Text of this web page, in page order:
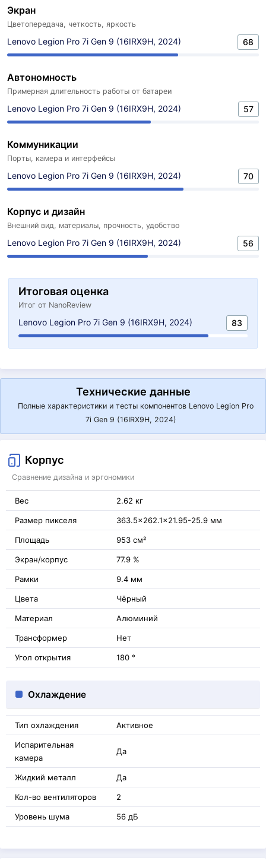
Экран
Цветопередача, четкость, яркость
Lenovo Legion Pro 7i Gen 9 (16IRX9H, 2024) 68
Автономность
Примерная длительность работы от батареи
Lenovo Legion Pro 7i Gen 9 (16IRX9H, 2024) 57
Коммуникации
Порты, камера и интерфейсы
Lenovo Legion Pro 7i Gen 9 (16IRX9H, 2024) 70
Корпус и дизайн
Внешний вид, материалы, прочность, удобство
Lenovo Legion Pro 7i Gen 9 (16IRX9H, 2024) 56
Итоговая оценка
Итог от NanoReview
Lenovo Legion Pro 7i Gen 9 (16IRX9H, 2024) 83
Технические данные
Полные характеристики и тесты компонентов Lenovo Legion Pro
7i Gen 9 (16IRX9H, 2024)
Корпус
Сравнение дизайна и эргономики
Вес 2.62 кг
Размер пикселя 363.5x262.1x21.95-25.9 мм
Площадь 953 см²
Экран/корпус 77.9 %
Рамки 9.4 мм
Цвета Чёрный
Материал Алюминий
Трансформер Нет
Угол открытия 180 °
Охлаждение
Тип охлаждения Активное
Испарительная
камера
Да
Жидкий металл Да
Кол-во вентиляторов 2
Уровень шума 56 дБ